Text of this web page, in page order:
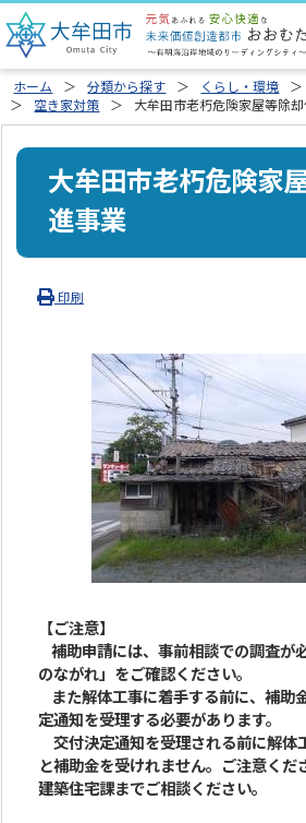
ホーム 分類から探す くらし・環境
空き家対策
大牟田市老朽危険家屋等除
大牟田市老朽危険家
進事業
印刷
【ご注意】
補助申請には、事前相談での調査が
のながれ」をご確認ください。
また解体工事に着手する前に、補助
定通知を受理する必要があります。
交付決定通知を受理される前に解体
と補助金を受けれません。ご注意くだ
建築住宅課までご相談ください。